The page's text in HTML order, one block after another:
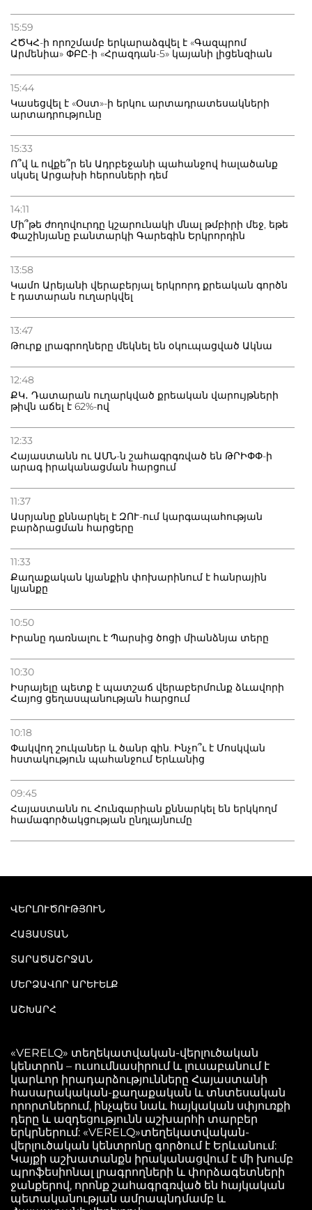
15:59
ՀԾԿՀ-ի որոշմամբ երկարաձգվել է «Գազպրոմ
Արմենիա» ՓԲԸ-ի «Հրազդան-5» կայանի լիցենզիան
15:44
Կասեցվել է «Օստ»-ի երկու արտադրատեսակների
արտադրությունը
15:33
Ո՞վ և ովքե՞ր են Ադրբեջանի պահանջով հալածանք
սկսել Արցախի հերոսների դեմ
14:11
Մի՞թե ժողովուրդը կշարունակի մնալ թմբիրի մեջ, եթե
Փաշինյանը բանտարկի Գարեգին Երկրորդին
13:58
Կամո Արեյանի վերաբերյալ երկրորդ քրեական գործն
է դատարան ուղարկվել
13:47
Թուրք լրագրողները մեկնել են օկուպացված Ակնա
12:48
ՔԿ․ Դատարան ուղարկված քրեական վարույթների
թիվն աճել է 62%-ով
12:33
Հայաստանն ու ԱՄՆ-ն շահագրգռված են ԹՐԻՓՓ-ի
արագ իրականացման հարցում
11:37
Ասրյանը քննարկել է ԶՈՒ-ում կարգապահության
բարձրացման հարցերը
11:33
Քաղաքական կյանքին փոխարինում է հանրային
կյանքը
10:50
Իրանը դառնալու է Պարսից ծոցի միանձնյա տերը
10:30
Իսրայելը պետք է պատշաճ վերաբերմունք ձևավորի
Հայոց ցեղասպանության հարցում
10:18
Փակվող շուկաներ և ծանր գին. Ինչո՞ւ է Մոսկվան
հստակություն պահանջում Երևանից
09:45
Հայաստանն ու Հունգարիան քննարկել են երկկողմ
համագործակցության ընդլայնումը
ՎԵՐԼՈՒԾՈՒԹՅՈՒՆ
ՀԱՅԱՍՏԱՆ
ՏԱՐԱԾԱՇՐՋԱՆ
ՄԵՐՁԱՎՈՐ ԱՐԵՒԵԼՔ
ԱՇԽԱՐՀ
«VERELQ» տեղեկատվական-վերլուծական
կենտրոն – ուսումնասիրում և լուսաբանում է
կարևոր իրադարձությունները Հայաստանի
հասարակական-քաղաքական և տնտեսական
որորտներում, ինչպես նաև հայկական սփյուռքի
դերը և ազդեցությունն աշխարհի տարբեր
երկրներում: «VERELQ»տեղեկատվական-
վերլուծական կենտրոնը գործում է Երևանում:
Կայքի աշխատանքն իրականացվում է մի խումբ
պրոֆեսիոնալ լրագրողների և փորձագետների
ջանքերով, որոնք շահագրգռված են հայկական
պետականության ամրապնդմամբ և